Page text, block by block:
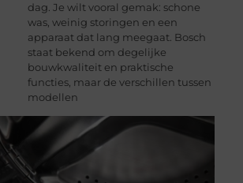
dag. Je wilt vooral gemak: schone
was, weinig storingen en een
apparaat dat lang meegaat. Bosch
staat bekend om degelijke
bouwkwaliteit en praktische
functies, maar de verschillen tussen
modellen